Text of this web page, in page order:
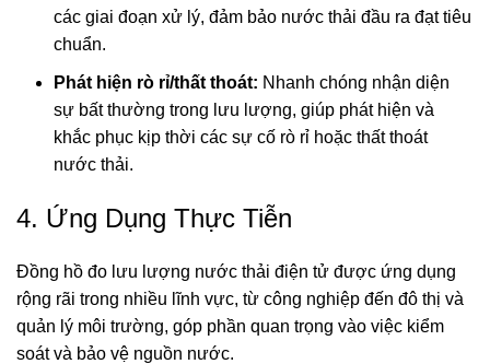
các giai đoạn xử lý, đảm bảo nước thải đầu ra đạt tiêu
chuẩn.
Phát hiện rò rỉ/thất thoát: Nhanh chóng nhận diện
sự bất thường trong lưu lượng, giúp phát hiện và
khắc phục kịp thời các sự cố rò rỉ hoặc thất thoát
nước thải.
4. Ứng Dụng Thực Tiễn
Đồng hồ đo lưu lượng nước thải điện tử được ứng dụng
rộng rãi trong nhiều lĩnh vực, từ công nghiệp đến đô thị và
quản lý môi trường, góp phần quan trọng vào việc kiểm
soát và bảo vệ nguồn nước.